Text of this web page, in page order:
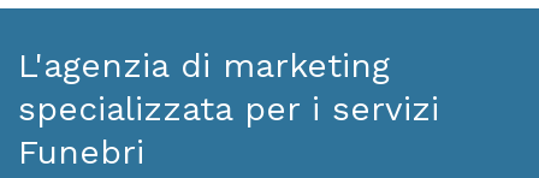
L'agenzia di marketing
specializzata per i servizi
Funebri